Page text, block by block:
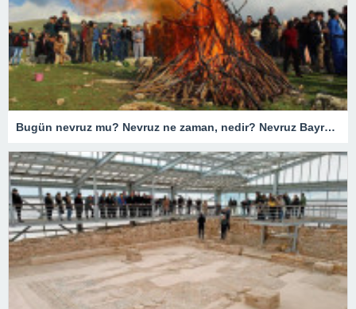
Bugün nevruz mu? Nevruz ne zaman, nedir? Nevruz Bayramı’nda ne yapılır?